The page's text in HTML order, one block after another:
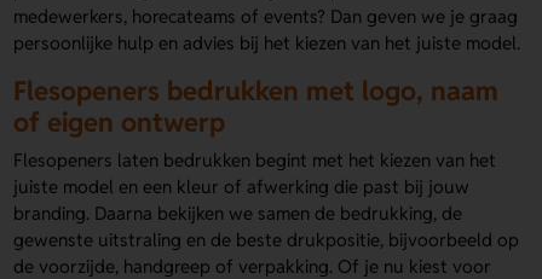
medewerkers, horecateams of events? Dan geven we je graag
persoonlijke hulp en advies bij het kiezen van het juiste model.
Flesopeners bedrukken met logo, naam
of eigen ontwerp
Flesopeners laten bedrukken begint met het kiezen van het
juiste model en een kleur of afwerking die past bij jouw
branding. Daarna bekijken we samen de bedrukking, de
gewenste uitstraling en de beste drukpositie, bijvoorbeeld op
de voorzijde, handgreep of verpakking. Of je nu kiest voor